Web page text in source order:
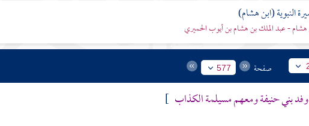
النبوية (ابن هشام)
هشام - عبد الملك بن هشام بن أيوب الحميري
صفحة 577
بني حنيفةومعهممسيلمة الكذاب ]